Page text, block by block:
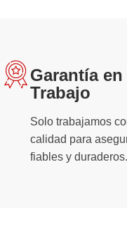
Garantía en
Trabajo
Solo trabajamos
calidad para
fiables y duraderos.